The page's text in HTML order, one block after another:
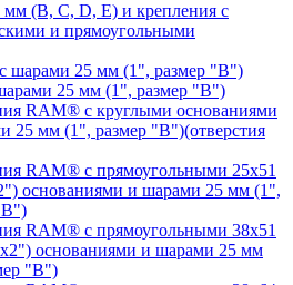
(B, C, D, E) и крепления с
и прямоугольными
25 мм (1", размер "B")
RAM® с круглыми основаниями
25 мм (1", размер "B")(отверстия
RAM® с прямоугольными 25х51
основаниями и шарами 25 мм (1",
RAM® с прямоугольными 38х51
основаниями и шарами 25 мм
"B")